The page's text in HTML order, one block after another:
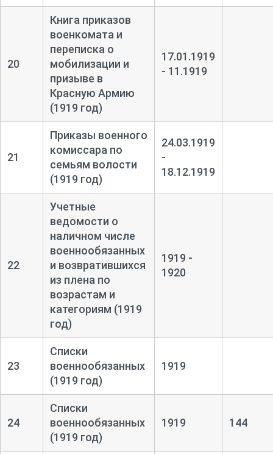
20
Книга приказов
военкомата и
переписка о
мобилизации и
призыве в
Красную Армию
(1919 год)
17.01.1919
- 11.1919
21
Приказы военного
комиссара по
семьям волости
(1919 год)
24.03.1919
-
18.12.1919
22
Учетные
ведомости о
наличном числе
военнообязанных
и возвратившихся
из плена по
возрастам и
категориям (1919
год)
1919 -
1920
23
Списки
военнообязанных
(1919 год)
1919
24
Списки
военнообязанных
(1919 год)
1919 144